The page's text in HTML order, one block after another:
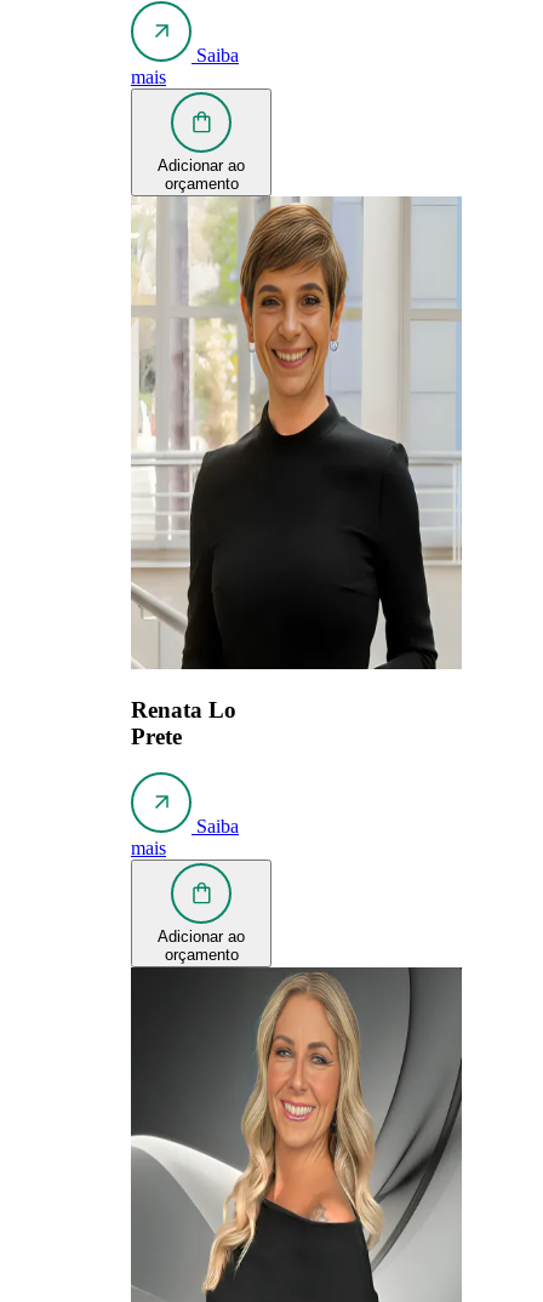
Saiba
mais
Adicionar ao
orçamento
Renata Lo
Prete
Saiba
mais
Adicionar ao
orçamento